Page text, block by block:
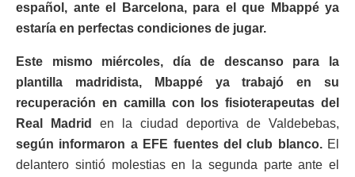
español, ante el Barcelona, para el que Mbappé ya
estaría en perfectas condiciones de jugar.
Este mismo miércoles, día de descanso para la
plantilla madridista, Mbappé ya trabajó en su
recuperación en camilla con los fisioterapeutas del
Real Madrid
en la ciudad deportiva de Valdebebas,
según informaron a EFE fuentes del club blanco.El
delantero sintió molestias en la segunda parte ante el